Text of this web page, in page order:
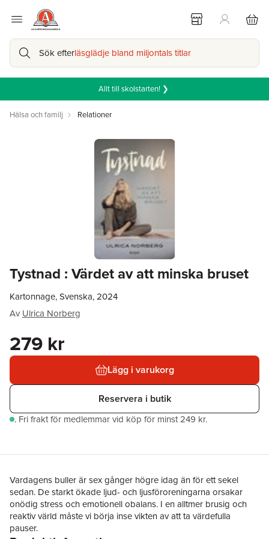
Sök efterläsglädje bland miljontals titlar
Allt till skolstarten! ❯
Hälsa och familj Relationer
Tystnad : Värdet av att minska bruset
Kartonnage, Svenska, 2024
Av Ulrica Norberg
279 kr
Lägg i varukorg
Reservera i butik
. Fri frakt för medlemmar vid köp för minst 249 kr.
Vardagens buller är sex gånger högre idag än för ett sekel
sedan. De starkt ökade ljud- och ljusföroreningarna orsakar
onödig stress och emotionell obalans. I en alltmer brusig och
reaktiv värld måste vi börja inse vikten av att ta värdefulla
pauser.